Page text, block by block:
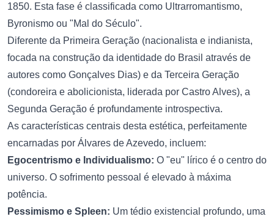
1850. Esta fase é classificada como Ultrarromantismo,
Byronismo ou "Mal do Século".
Diferente da Primeira Geração (nacionalista e indianista,
focada na construção da identidade do Brasil através de
autores como Gonçalves Dias) e da Terceira Geração
(condoreira e abolicionista, liderada por Castro Alves), a
Segunda Geração é profundamente introspectiva.
As características centrais desta estética, perfeitamente
encarnadas por Álvares de Azevedo, incluem:
Egocentrismo e Individualismo: O "eu" lírico é o centro do
universo. O sofrimento pessoal é elevado à máxima
potência.
Pessimismo e Spleen: Um tédio existencial profundo, uma